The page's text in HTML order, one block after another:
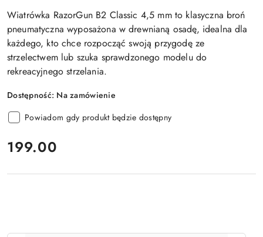
Wiatrówka RazorGun B2 Classic 4,5 mm to klasyczna broń
pneumatyczna wyposażona w drewnianą osadę, idealna dla
każdego, kto chce rozpocząć swoją przygodę ze
strzelectwem lub szuka sprawdzonego modelu do
rekreacyjnego strzelania.
Dostępność: Na zamówienie
Powiadom gdy produkt będzie dostępny
cena:
199.00